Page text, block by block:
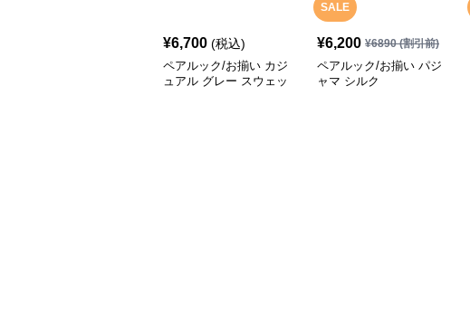
¥6,700 (税込)
ペアルック/お揃い カジ
ュアル グレー スウェッ
SALE
¥6,200 ¥6890(割引前)
ペアルック/お揃い パジ
ャマ シルク